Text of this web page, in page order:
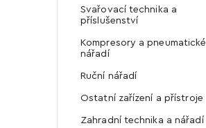
Svařovací technika a
příslušenství
Kompresory a pneumatické
nářadí
Ruční nářadí
Ostatní zařízení a přístroje
Zahradní technika a nářadí